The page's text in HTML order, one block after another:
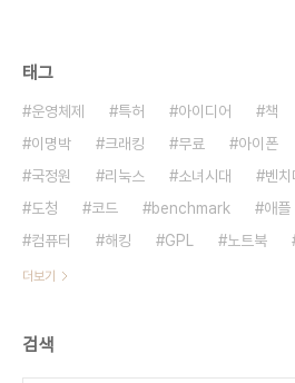
태그
운영체제 특허 아이디어 책
이명박
크래킹 무료 아이폰
국정원
리눅스 소녀시대 벤치
도청
코드 benchmark 애플
컴퓨터
해킹 GPL 노트북
더보기
검색